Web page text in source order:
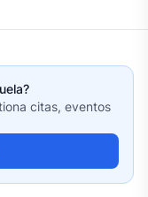
citas, eventos